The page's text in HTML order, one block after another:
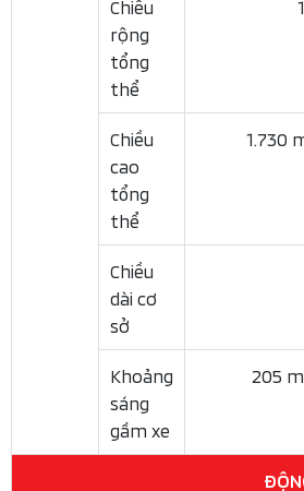
thứ 2 có thể gập và trượt.
Hàng ghế thứ 3 của
Khi gập cả hàng ghế thứ 2 và thứ 3
tích khoang hành lý của Xpander
lít. Đây là một con số rất ấn tượng,